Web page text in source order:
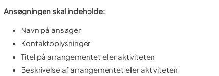
Ansøgningen skal indeholde:
Navn på ansøger
Kontaktoplysninger
Titel på arrangementet eller aktiviteten
Beskrivelse af arrangementet eller aktiviteten